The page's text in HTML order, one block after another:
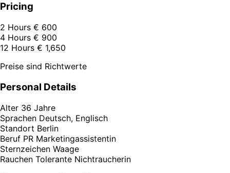
Pricing
2 Hours € 600
4 Hours € 900
12 Hours € 1,650
Preise sind Richtwerte
Personal Details
Alter 36 Jahre
Sprachen Deutsch, Englisch
Standort Berlin
Beruf PR Marketingassistentin
Sternzeichen Waage
Rauchen Tolerante Nichtraucherin